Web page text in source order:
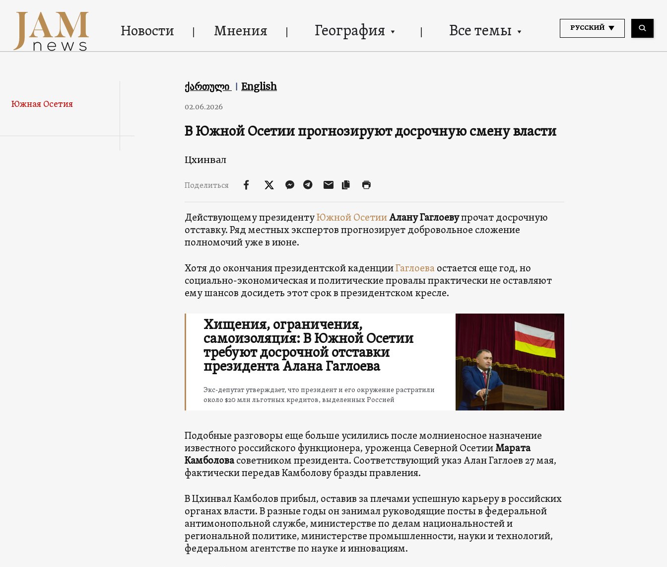
Новости Мнения География Все темы РУССКИЙ
Южная Осетия
ქართული English
02.06.2026
В Южной Осетии прогнозируют досрочную смену власти
Цхинвал
Поделиться
Действующему президентуЮжной ОсетииАлану Гаглоевупрочат досрочную
отставку. Ряд местных экспертов прогнозирует добровольное сложение
полномочий уже в июне.
Хотя до окончания президентской каденцииГаглоеваостается еще год, но
социально-экономическая и политические провалы практически не оставляют
ему шансов досидеть этот срок в президентском кресле.
Хищения, ограничения,
самоизоляция: В Южной Осетии
требуют досрочной отставки
президента Алана Гаглоева
Экс-депутат утверждает, что президент и его окружение растратили
около $20 млн льготных кредитов, выделенных Россией
Подобные разговоры еще больше усилились после молниеносное назначение
известного российского функционера, уроженца Северной ОсетииМарата
Камболовасоветником президента. Соответствующий указ Алан Гаглоев 27 мая,
фактически передав Камболову бразды правления.
В Цхинвал Камболов прибыл, оставив за плечами успешную карьеру в российских
органах власти. В разные годы он занимал руководящие посты в федеральной
антимонопольной службе, министерстве по делам национальностей и
региональной политике, министерстве промышленности, науки и технологий,
федеральном агентстве по науке и инновациям.